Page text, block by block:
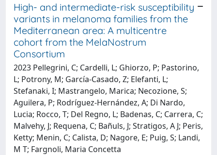
High- and intermediate-risk susceptibility
variants in melanoma families from the
Mediterranean area: A multicentre
cohort from the MelaNostrum
Consortium
2023 Pellegrini, C; Cardelli, L; Ghiorzo, P; Pastorino,
L; Potrony, M; García-Casado, Z; Elefanti, L;
Stefanaki, I; Mastrangelo, Marica; Necozione, S;
Aguilera, P; Rodríguez-Hernández, A; Di Nardo,
Lucia; Rocco, T; Del Regno, L; Badenas, C; Carrera, C;
Malvehy, J; Requena, C; Bañuls, J; Stratigos, A J; Peris,
Ketty; Menin, C; Calista, D; Nagore, E; Puig, S; Landi,
M T; Fargnoli, Maria Concetta